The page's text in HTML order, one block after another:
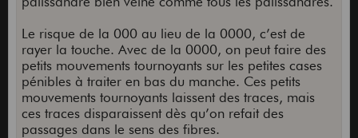
Le risque de la 000 au lieu de la 0000, c’est de
rayer la touche. Avec de la 0000, on peut faire des
petits mouvements tournoyants sur les petites cases
pénibles à traiter en bas du manche. Ces petits
mouvements tournoyants laissent des traces, mais
ces traces disparaissent dès qu’on refait des
passages dans le sens des fibres.